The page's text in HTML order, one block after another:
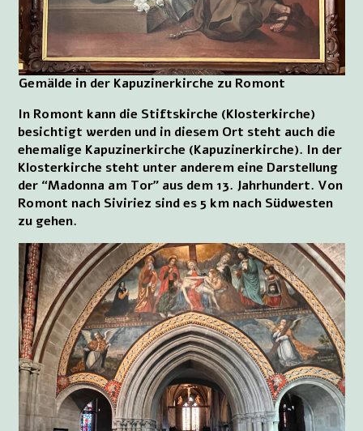
Gemälde in der Kapuzinerkirche zu Romont
In Romont kann die Stiftskirche (Klosterkirche)
besichtigt werden und in diesem Ort steht auch die
ehemalige Kapuzinerkirche (Kapuzinerkirche). In der
Klosterkirche steht unter anderem eine Darstellung
der “Madonna am Tor” aus dem 13. Jahrhundert. Von
Romont nach Siviriez sind es 5 km nach Südwesten
zu gehen.